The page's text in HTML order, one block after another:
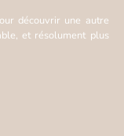
découvrir une autre
et résolument plus